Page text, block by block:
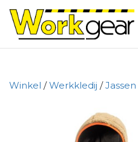
Winkel /Werkkledij /Jassen